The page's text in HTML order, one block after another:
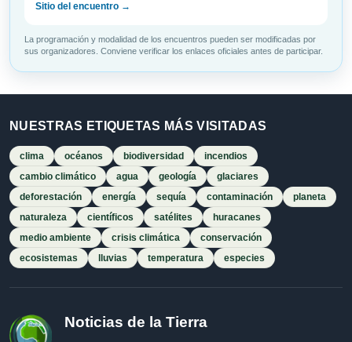
Sitio del encuentro →
La programación y modalidad de los encuentros pueden ser modificadas por
sus organizadores. Conviene verificar los enlaces oficiales antes de participar.
NUESTRAS ETIQUETAS MÁS VISITADAS
clima océanos biodiversidad
incendios
cambio climático
agua geología
glaciares
deforestación
energía sequía contaminación
planeta
naturaleza
científicos satélites
huracanes
medio ambiente
crisis climática
conservación
ecosistemas
lluvias temperatura especies
Noticias de la Tierra